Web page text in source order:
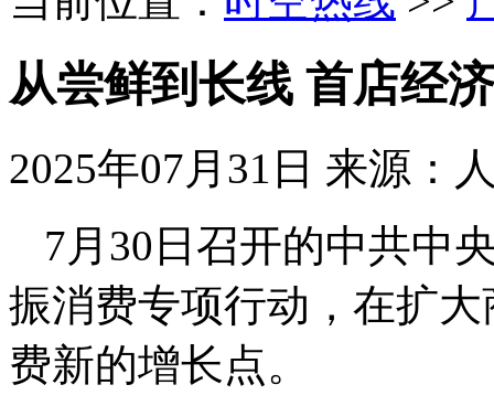
从尝鲜到长线 首店经
2025年07月31日 来源：
7月30日召开的中共中
振消费专项行动，在扩
费新的增长点。